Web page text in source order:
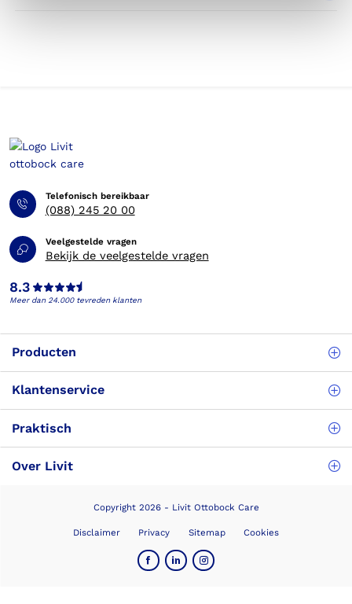
Telefonisch bereikbaar
(088) 245 20 00
Veelgestelde vragen
Bekijk de veelgestelde vragen
8.3
Meer dan 24.000 tevreden klanten
Producten
Klantenservice
Praktisch
Over Livit
Copyright 2026 - Livit Ottobock Care
Disclaimer Privacy Sitemap Cookies